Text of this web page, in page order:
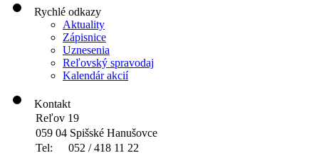
Rychlé odkazy
Aktuality
Zápisnice
Uznesenia
Reľovský spravodaj
Kalendár akcií
Kontakt
Reľov 19
059 04 Spišské Hanušovce
Tel:
052 / 418 11 22